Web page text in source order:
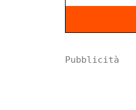
Pubblicità